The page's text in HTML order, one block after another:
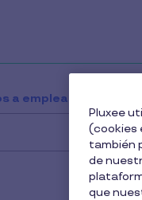
a empleados
Pluxee
(cookies
también
de
que